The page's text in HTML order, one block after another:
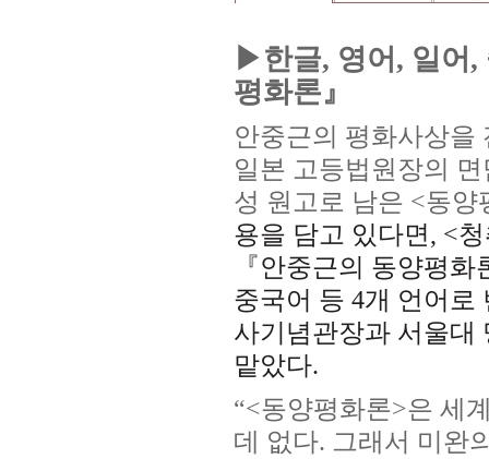
▶한글, 영어, 일어,
평화론』
안중근의 평화사상을
일본 고등법원장의
성 원고로 남은 <동
용을 담고 있다면, <
『안중근의 동양평
중국어 등 4개 언어로
사기념관장과 서울대
맡았다.
“<동양평화론>은 세
데 없다. 그래서 미완